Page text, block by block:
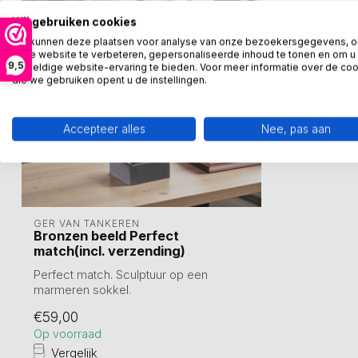
9,5
GER VAN TANKEREN
Bronzen beeld Perfect
match(incl. verzending)
Perfect match. Sculptuur op een
marmeren sokkel.
€59,00
Op voorraad
Vergelijk
Wij gebruiken cookies
We kunnen deze plaatsen voor analyse van onze bezoekersgegevens,
onze website te verbeteren, gepersonaliseerde inhoud te tonen en om u
geweldige website-ervaring te bieden. Voor meer informatie over de
die we gebruiken opent u de instellingen.
Accepteer alles Nee, pas aan